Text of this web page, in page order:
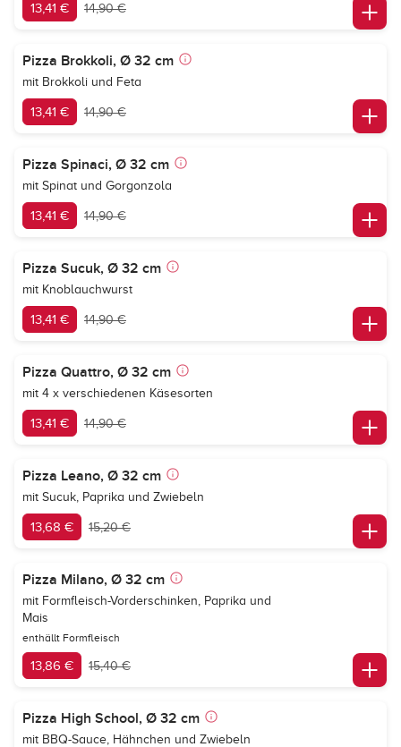
13,41 € 14,90 €
Pizza Brokkoli, Ø 32 cm
mit Brokkoli und Feta
13,41 € 14,90 €
Pizza Spinaci, Ø 32 cm
mit Spinat und Gorgonzola
13,41 € 14,90 €
Pizza Sucuk, Ø 32 cm
mit Knoblauchwurst
13,41 € 14,90 €
Pizza Quattro, Ø 32 cm
mit 4 x verschiedenen Käsesorten
13,41 € 14,90 €
Pizza Leano, Ø 32 cm
mit Sucuk, Paprika und Zwiebeln
13,68 € 15,20 €
Pizza Milano, Ø 32 cm
mit Formfleisch-Vorderschinken, Paprika und
Mais
enthällt Formfleisch
13,86 € 15,40 €
Pizza High School, Ø 32 cm
mit BBQ-Sauce, Hähnchen und Zwiebeln